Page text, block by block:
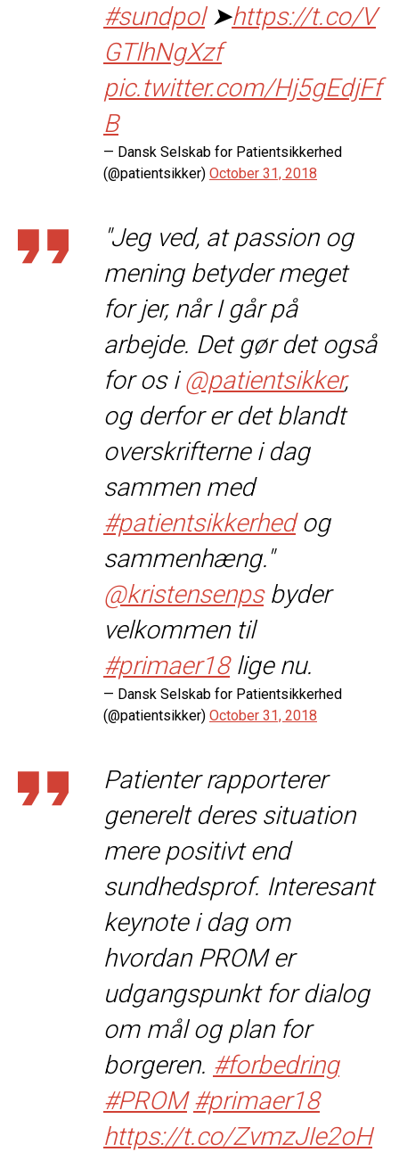
#sundpol➤https://t.co/V
GTlhNgXzf
pic.twitter.com/Hj5gEdjFf
B
— Dansk Selskab for Patientsikkerhed
(@patientsikker) October 31, 2018
"Jeg ved, at passion og
mening betyder meget
for jer, når I går på
arbejde. Det gør det også
for os i@patientsikker,
og derfor er det blandt
overskrifterne i dag
sammen med
#patientsikkerhedog
sammenhæng."
@kristensenpsbyder
velkommen til
#primaer18lige nu.
— Dansk Selskab for Patientsikkerhed
(@patientsikker) October 31, 2018
Patienter rapporterer
generelt deres situation
mere positivt end
sundhedsprof. Interesant
keynote i dag om
hvordan PROM er
udgangspunkt for dialog
om mål og plan for
borgeren. #forbedring
#PROM #primaer18
https://t.co/ZvmzJIe2oH